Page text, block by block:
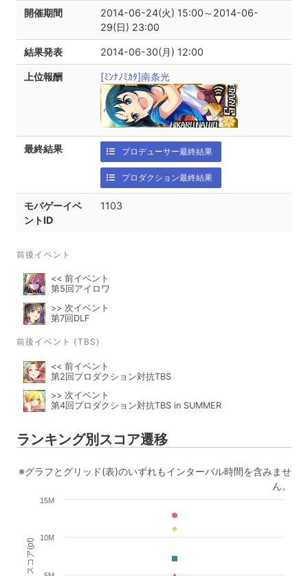
開催期間
2014-06-24(火) 15:00～2014-06-
29(日) 23:00
結果発表 2014-06-30(月) 12:00
上位報酬 [ﾐﾝﾅﾉﾐｶﾀ]南条光
最終結果 プロデューサー最終結果
プロダクション最終結果
モバゲーイベ
ントID
1103
前後イベント
<< 前イベント
第5回アイロワ
>> 次イベント
第7回DLF
前後イベント (TBS)
<< 前イベント
第2回プロダクション対抗TBS
>> 次イベント
第4回プロダクション対抗TBS in SUMMER
ランキング別スコア遷移
※グラフとグリッド(表)のいずれもインターバル時間を含みませ
ん。
スコア(pt) 10M
15M